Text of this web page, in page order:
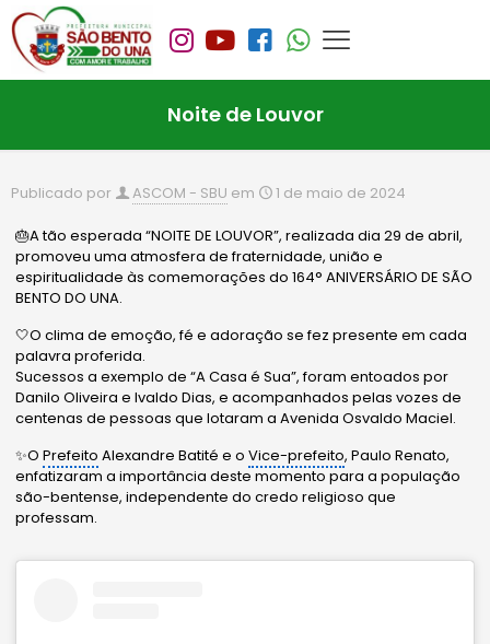
Noite de Louvor
Publicado por ASCOM - SBU em 1 de maio de 2024
🎂A tão esperada “NOITE DE LOUVOR”, realizada dia 29 de abril,
promoveu uma atmosfera de fraternidade, união e
espiritualidade às comemorações do 164° ANIVERSÁRIO DE SÃO
BENTO DO UNA.
🤍O clima de emoção, fé e adoração se fez presente em cada
palavra proferida.
Sucessos a exemplo de “A Casa é Sua”, foram entoados por
Danilo Oliveira e Ivaldo Dias, e acompanhados pelas vozes de
centenas de pessoas que lotaram a Avenida Osvaldo Maciel.
✨OPrefeito Alexandre Batité e oVice-prefeito, Paulo Renato,
enfatizaram a importância deste momento para a população
são-bentense, independente do credo religioso que
professam.